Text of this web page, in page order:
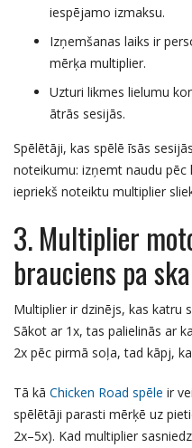
iespējamo izmaksu.
Izņemšanas laiks ir
mērķa multiplier.
Uzturi likmes lielumu
ātrās sesijās.
Spēlētāji, kas spēlē īsās
noteikumu: izņemt naudu pēc
iepriekš noteiktu multiplier
3. Multiplier
brauciens pa
Multiplier ir dzinējs, kas katru
Sākot ar 1x, tas palielinās ar
2x pēc pirmā soļa, tad kāpj,
Tā kā Chicken Road spēle ir
spēlētāji parasti mērķē uz
2x–5x). Kad multiplier